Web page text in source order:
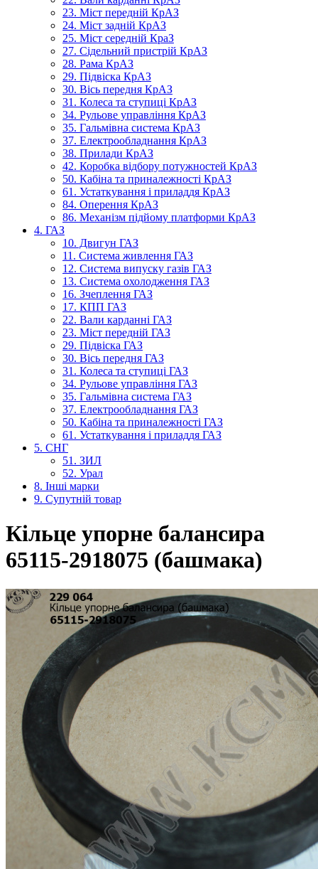
23. Міст передній КрАЗ
24. Міст задній КрАЗ
25. Міст середній КраЗ
27. Сідельний пристрій КрАЗ
28. Рама КрАЗ
29. Підвіска КрАЗ
30. Вісь передня КрАЗ
31. Колеса та ступиці КрАЗ
34. Рульове управління КрАЗ
35. Гальмівна система КрАЗ
37. Електрообладнання КрАЗ
38. Прилади КрАЗ
42. Коробка відбору потужностей КрАЗ
50. Кабіна та приналежності КрАЗ
61. Устаткування і приладдя КрАЗ
84. Оперення КрАЗ
86. Механізм підйому платформи КрАЗ
4. ГАЗ
10. Двигун ГАЗ
11. Система живлення ГАЗ
12. Система випуску газів ГАЗ
13. Система охолодження ГАЗ
16. Зчеплення ГАЗ
17. КПП ГАЗ
22. Вали карданні ГАЗ
23. Міст передній ГАЗ
29. Підвіска ГАЗ
30. Вісь передня ГАЗ
31. Колеса та ступиці ГАЗ
34. Рульове управління ГАЗ
35. Гальмівна система ГАЗ
37. Електрообладнання ГАЗ
50. Кабіна та приналежності ГАЗ
61. Устаткування і приладдя ГАЗ
5. СНГ
51. ЗИЛ
52. Урал
8. Інші марки
9. Супутній товар
Кільце упорне балансира
65115-2918075 (башмака)